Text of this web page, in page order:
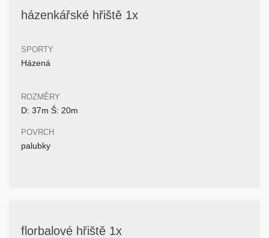
házenkářské hřiště 1x
SPORTY
Házená
ROZMĚRY
D: 37m Š: 20m
POVRCH
palubky
florbalové hřiště 1x